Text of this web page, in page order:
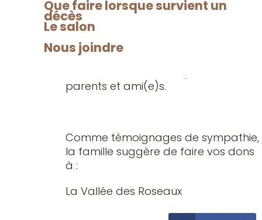
Que faire lorsque survient un
décès
Le salon
Nous joindre
Méthot (Alain Levesque), ses petits-
enfants : Valérie et Félix, ses sœurs :
Monique (Claude), Denise et Nicole,
ses beaux-frères et belles-sœurs, ses
parents et ami(e)s.
Comme témoignages de sympathie,
la famille suggère de faire vos dons
à :
La Vallée des Roseaux